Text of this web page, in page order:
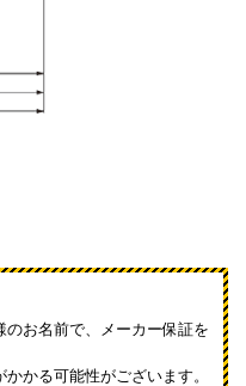
お名前で、メーカー保証を
かる可能性がございます。